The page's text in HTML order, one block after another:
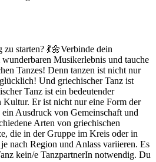
starten? 💃🌼Verbinde dein
Musikerlebnis und tauche
Tanzes! Denn tanzen ist nicht nur
Und griechischer Tanz ist
Tanz ist ein bedeutender
Kultur. Er ist nicht nur eine Form der
Ausdruck von Gemeinschaft und
Arten von griechischen
die in der Gruppe im Kreis oder in
nach Region und Anlass variieren. Es
kein/e TanzpartnerIn notwendig. Du